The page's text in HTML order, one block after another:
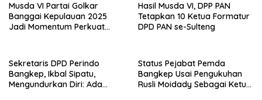
Musda VI Partai Golkar
Banggai Kepulauan 2025
Jadi Momentum Perkuat
Hasil Musda VI, DPP PAN
Tetapkan 10 Ketua Formatur
DPD PAN se-Sulteng
Sekretaris DPD Perindo
Bangkep, Ikbal Sipatu,
Mengundurkan Diri: Ada
Status Pejabat Pemda
Bangkep Usai Pengukuhan
Rusli Moidady Sebagai Ketua